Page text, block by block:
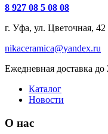
8 927 08 5 08 08
г. Уфа, ул. Цветочная, 42
nikaceramica@yandex.ru
Ежедневная доставка до
Каталог
Новости
О нас